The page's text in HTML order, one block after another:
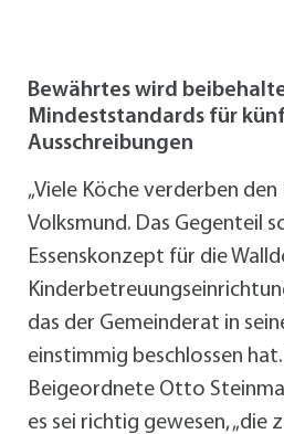
Bewährtes wird
Mindeststandards für
Ausschreibungen
„Viele Köche verderben den
Volksmund. Das Gegenteil
Essenskonzept für die
das der Gemeinderat in
einstimmig beschlossen
Beigeordnete Otto
es sei richtig gewesen, „die